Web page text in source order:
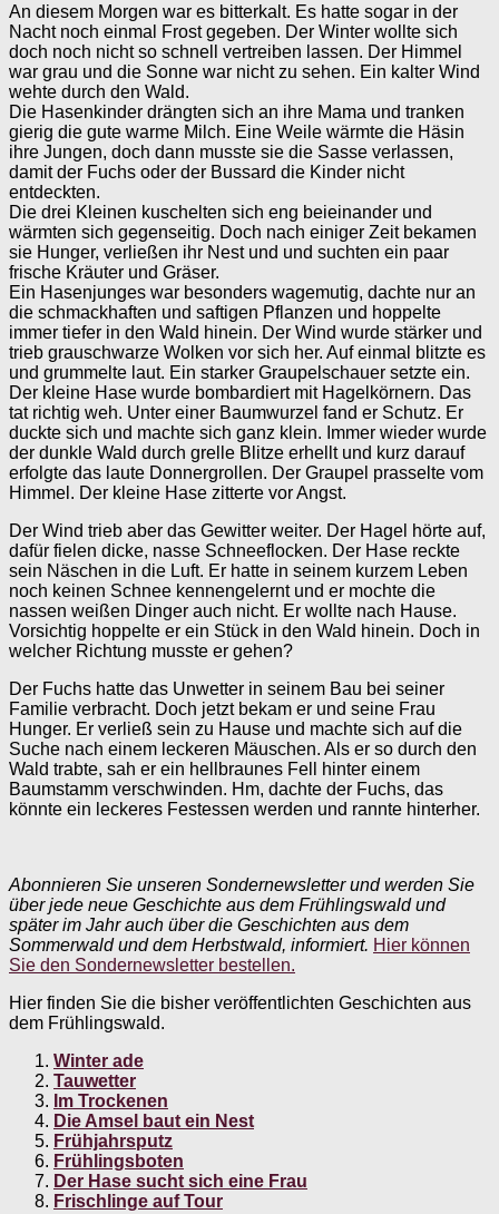
An diesem Morgen war es bitterkalt. Es hatte sogar in der
Nacht noch einmal Frost gegeben. Der Winter wollte sich
doch noch nicht so schnell vertreiben lassen. Der Himmel
war grau und die Sonne war nicht zu sehen. Ein kalter Wind
wehte durch den Wald.
Die Hasenkinder drängten sich an ihre Mama und tranken
gierig die gute warme Milch. Eine Weile wärmte die Häsin
ihre Jungen, doch dann musste sie die Sasse verlassen,
damit der Fuchs oder der Bussard die Kinder nicht
entdeckten.
Die drei Kleinen kuschelten sich eng beieinander und
wärmten sich gegenseitig. Doch nach einiger Zeit bekamen
sie Hunger, verließen ihr Nest und und suchten ein paar
frische Kräuter und Gräser.
Ein Hasenjunges war besonders wagemutig, dachte nur an
die schmackhaften und saftigen Pflanzen und hoppelte
immer tiefer in den Wald hinein. Der Wind wurde stärker und
trieb grauschwarze Wolken vor sich her. Auf einmal blitzte es
und grummelte laut. Ein starker Graupelschauer setzte ein.
Der kleine Hase wurde bombardiert mit Hagelkörnern. Das
tat richtig weh. Unter einer Baumwurzel fand er Schutz. Er
duckte sich und machte sich ganz klein. Immer wieder wurde
der dunkle Wald durch grelle Blitze erhellt und kurz darauf
erfolgte das laute Donnergrollen. Der Graupel prasselte vom
Himmel. Der kleine Hase zitterte vor Angst.
Der Wind trieb aber das Gewitter weiter. Der Hagel hörte auf,
dafür fielen dicke, nasse Schneeflocken. Der Hase reckte
sein Näschen in die Luft. Er hatte in seinem kurzem Leben
noch keinen Schnee kennengelernt und er mochte die
nassen weißen Dinger auch nicht. Er wollte nach Hause.
Vorsichtig hoppelte er ein Stück in den Wald hinein. Doch in
welcher Richtung musste er gehen?
Der Fuchs hatte das Unwetter in seinem Bau bei seiner
Familie verbracht. Doch jetzt bekam er und seine Frau
Hunger. Er verließ sein zu Hause und machte sich auf die
Suche nach einem leckeren Mäuschen. Als er so durch den
Wald trabte, sah er ein hellbraunes Fell hinter einem
Baumstamm verschwinden. Hm, dachte der Fuchs, das
könnte ein leckeres Festessen werden und rannte hinterher.
Abonnieren Sie unseren Sondernewsletter und werden Sie
über jede neue Geschichte aus dem Frühlingswald und
später im Jahr auch über die Geschichten aus dem
Sommerwald und dem Herbstwald, informiert. Hier können
Sie den Sondernewsletter bestellen.
Hier finden Sie die bisher veröffentlichten Geschichten aus
dem Frühlingswald.
Winter ade
Tauwetter
Im Trockenen
Die Amsel baut ein Nest
Frühjahrsputz
Frühlingsboten
Der Hase sucht sich eine Frau
Frischlinge auf Tour